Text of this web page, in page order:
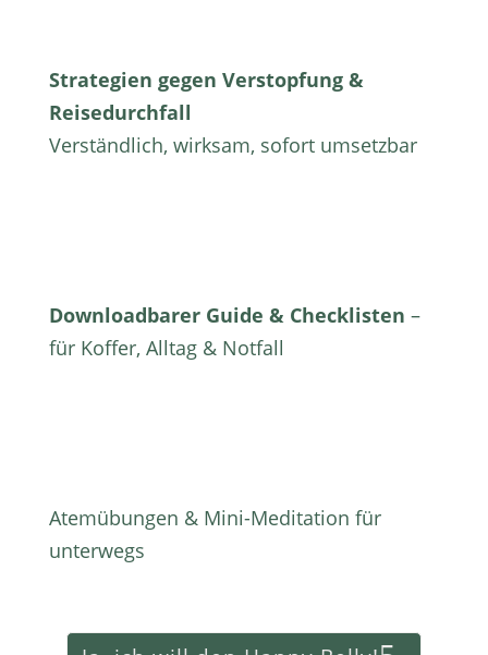
Strategien gegen Verstopfung &
Reisedurchfall
Verständlich, wirksam, sofort umsetzbar
Downloadbarer Guide & Checklisten –
für Koffer, Alltag & Notfall
Atemübungen & Mini-Meditation für
unterwegs